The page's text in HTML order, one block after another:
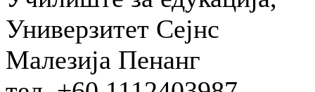
Универзитет Сејнс
Малезија Пенанг